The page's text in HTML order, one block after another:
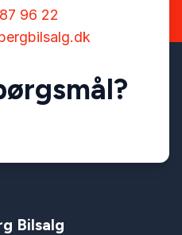
96 22
Bilsalg